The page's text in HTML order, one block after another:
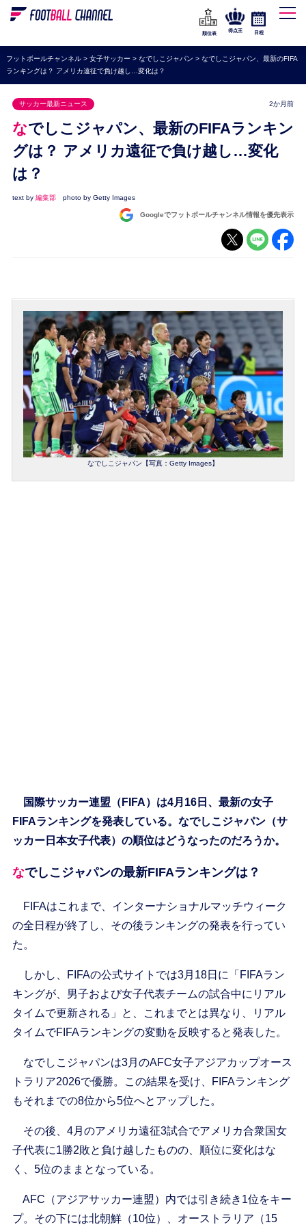
WEリーグ
海外サッカー
プレミアリーグ
ラ・リーガ
セリエA
ブンデスリーガ
ナショナルチーム
順位表
得点王 日程
フットボールチャンネル> 女子サッカー > なでしこジャパン > なでしこジャパン、最新のFIFA
ランキングは？ アメリカ遠征で負け越し…変化は？
サッカー最新ニュース 2か月前
なでしこジャパン、最新のFIFAランキン
グは？ アメリカ遠征で負け越し…変化
は？
text by 編集部 photo by Getty Images
Googleでフットボールチャンネル情報を優先表示
なでしこジャパン【写真：Getty Images】
国際サッカー連盟（FIFA）は4月16日、最新の女子
FIFAランキングを発表している。なでしこジャパン（サ
ッカー日本女子代表）の順位はどうなったのだろうか。
なでしこジャパンの最新FIFAランキングは？
FIFAはこれまで、インターナショナルマッチウィーク
の全日程が終了し、その後ランキングの発表を行ってい
た。
しかし、FIFAの公式サイトでは3月18日に「FIFAラン
キングが、男子および女子代表チームの試合中にリアル
タイムで更新される」と、これまでとは異なり、リアル
タイムでFIFAランキングの変動を反映すると発表した。
なでしこジャパンは3月のAFC女子アジアカップオース
トラリア2026で優勝。この結果を受け、FIFAランキング
もそれまでの8位から5位へとアップした。
その後、4月のアメリカ遠征3試合でアメリカ合衆国女
子代表に1勝2敗と負け越したものの、順位に変化はな
く、5位のままとなっている。
AFC（アジアサッカー連盟）内では引き続き1位をキー
プ。その下には北朝鮮（10位）、オーストラリア（15